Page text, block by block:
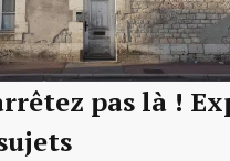
pas là !